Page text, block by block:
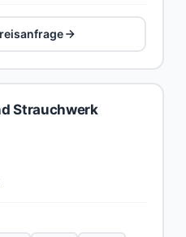
Strauchwerk